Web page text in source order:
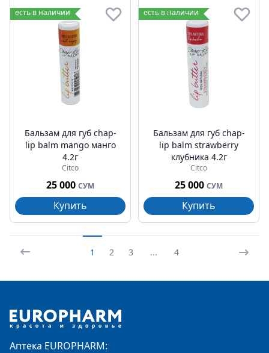
есть в наличии
Бальзам для губ chap-
lip balm mango манго
4.2г
Citco
25 000 СУМ
Купить
есть в наличии
Бальзам для губ chap-
lip balm strawberry
клубника 4.2г
Citco
25 000 СУМ
Купить
1 2 3 ... 4
Аптека EUROPHARM: